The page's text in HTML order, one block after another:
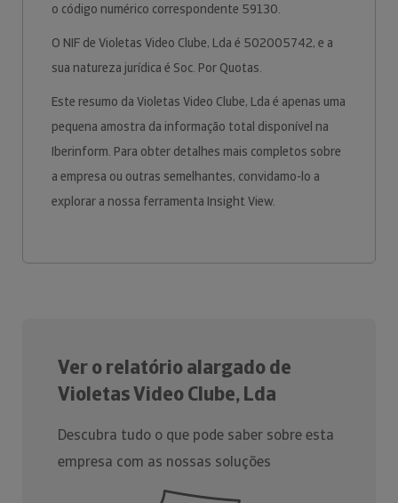
o código numérico correspondente 59130.
O NIF de Violetas Video Clube, Lda é 502005742, e a
sua natureza jurídica é Soc. Por Quotas.
Este resumo da Violetas Video Clube, Lda é apenas uma
pequena amostra da informação total disponível na
Iberinform. Para obter detalhes mais completos sobre
a empresa ou outras semelhantes, convidamo-lo a
explorar a nossa ferramenta Insight View.
Ver o relatório alargado de
Violetas Video Clube, Lda
Descubra tudo o que pode saber sobre esta
empresa com as nossas soluções